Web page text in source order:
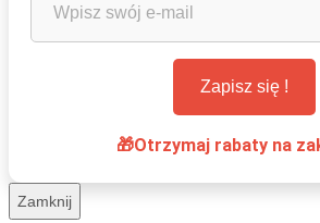
🎁Otrzymaj rabaty na
Zamknij